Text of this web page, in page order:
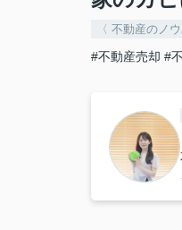
〈 不動産のノウ
#不動産売却 #